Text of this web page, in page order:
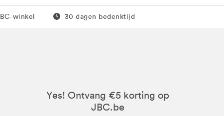
eurowinkel Gratis retour
30 dagen bedenktijd
Yes! Ontvang €5 korting op
JBC.be